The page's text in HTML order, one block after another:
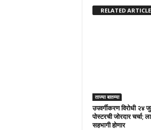
RELATED
ताज्या बातम्या
उपवर्गीकरण विरोधी २४
पोस्टरची जोरदार चर्चा;
सहभागी होणार